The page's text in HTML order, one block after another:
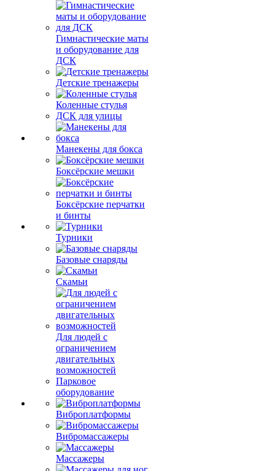
Гимнастические маты
и оборудование для
ДСК
Детские тренажеры
Коленные стулья
ДСК для улицы
Манекены для бокса
Боксёрские мешки
Боксёрские перчатки
и бинты
Турники
Базовые снаряды
Скамьи
Для людей с
ограничением
двигательных
возможностей
Парковое
оборудование
Виброплатформы
Вибромассажеры
Массажеры